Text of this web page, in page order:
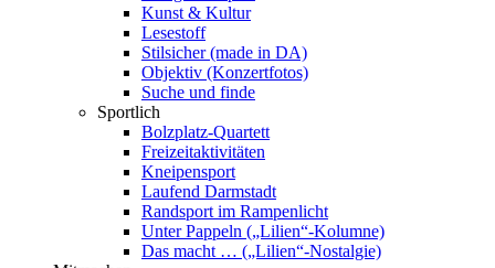
Kunst & Kultur
Lesestoff
Stilsicher (made in DA)
Objektiv (Konzertfotos)
Suche und finde
Sportlich
Bolzplatz-Quartett
Freizeitaktivitäten
Kneipensport
Laufend Darmstadt
Randsport im Rampenlicht
Unter Pappeln („Lilien“-Kolumne)
Das macht … („Lilien“-Nostalgie)